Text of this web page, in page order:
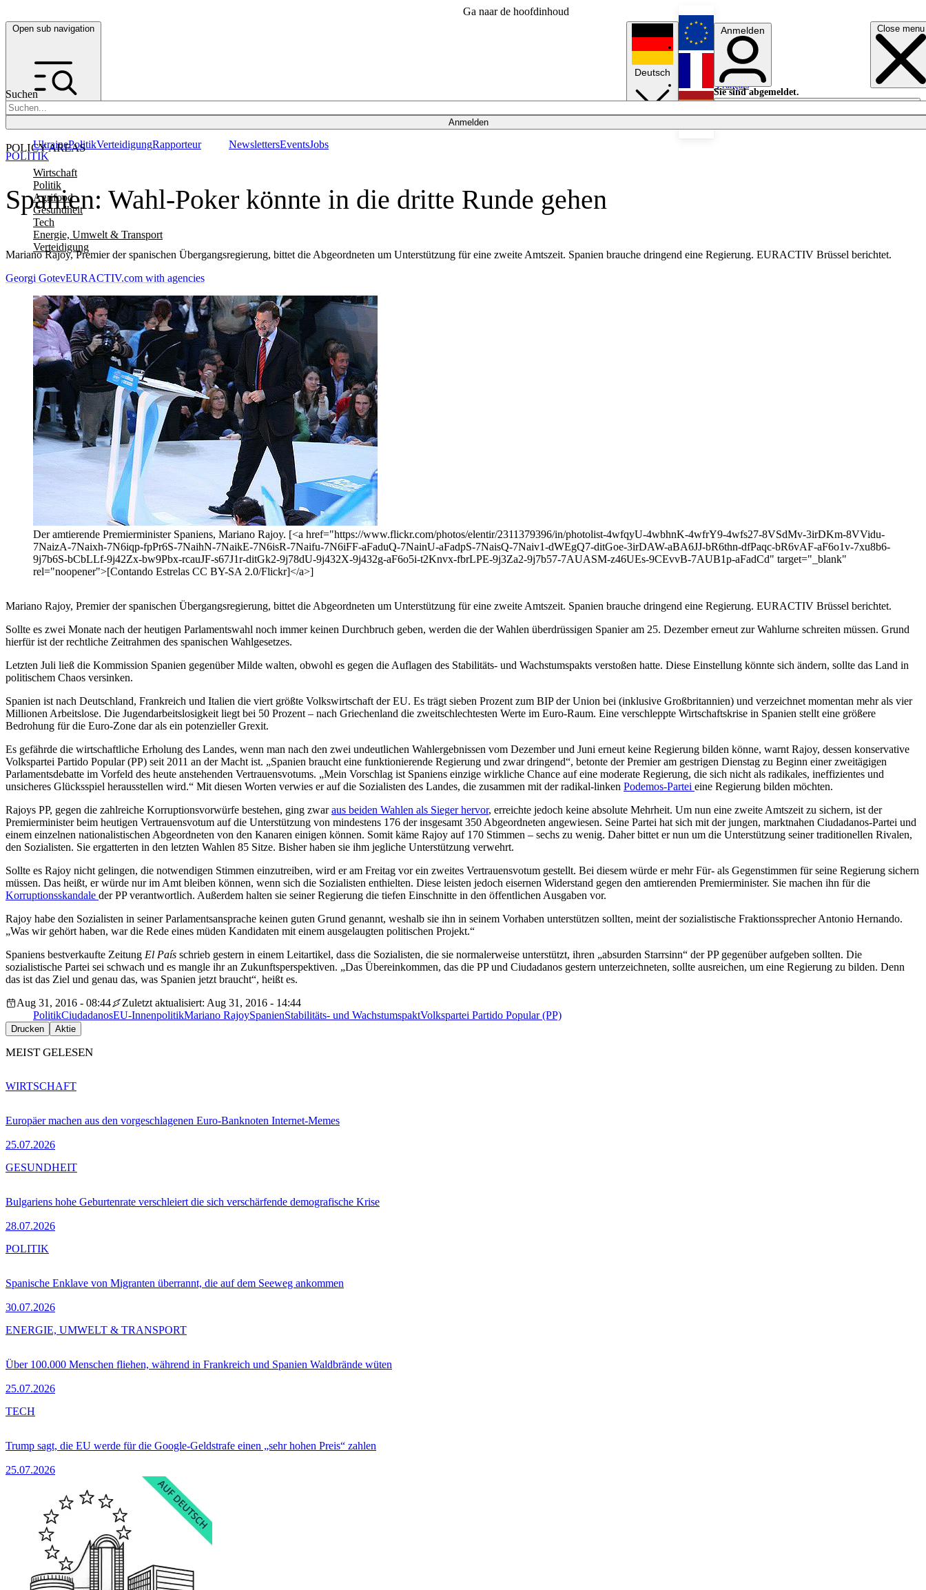
Ga naar de hoofdinhoud
Open sub navigation Close menu
Suchen
Anmelden
POLICY AREAS
Wirtschaft
Politik
Agrifood
Gesundheit
Tech
Energie, Umwelt & Transport
Verteidigung
UkrainePolitikVerteidigungRapporteur NewslettersEventsJobs
Deutsch
English
Français
Anmelden
Sie sind abgemeldet.
Anmelden
Licht aus
Spanien: Wahl-Poker könnte in die dritte Runde gehen
Mariano Rajoy, Premier der spanischen Übergangsregierung, bittet die Abgeordneten um Unterstützung für eine zweite Amtszeit. Spanien brauche dringend eine Regierung. EURACTIV Brüssel berichtet.
POLITIK
Georgi GotevEURACTIV.com with agencies
Der amtierende Premierminister Spaniens, Mariano Rajoy. [<a href="https://www.flickr.com/photos/elentir/2311379396/in/photolist-4wfqyU-4wbhnK-4wfrY9-4wfs27-8VSdMv-3irDKm-8VVidu-
7NaizA-7Naixh-7N6iqp-fpPr6S-7NaihN-7NaikE-7N6isR-7Naifu-7N6iFF-aFaduQ-7NainU-aFadpS-7NaisQ-7Naiv1-dWEgQ7-ditGoe-3irDAW-aBA6JJ-bR6thn-dfPaqc-bR6vAF-aF6o1v-7xu8b6-
9j7b6S-bCbLLf-9j42Zx-bw9Pbx-rcauJF-s67J1r-ditGk2-9j78dU-9j432X-9j432g-aF6o5i-t2Knvx-fbrLPE-9j3Za2-9j7b57-7AUASM-z46UEs-9CEvvB-7AUB1p-aFadCd" target="_blank"
rel="noopener">[Contando Estrelas CC BY-SA 2.0/Flickr]</a>]
Mariano Rajoy, Premier der spanischen Übergangsregierung, bittet die Abgeordneten um Unterstützung für eine zweite Amtszeit. Spanien brauche dringend eine Regierung. EURACTIV Brüssel berichtet.
Sollte es zwei Monate nach der heutigen Parlamentswahl noch immer keinen Durchbruch geben, werden die der Wahlen überdrüssigen Spanier am 25. Dezember erneut zur Wahlurne schreiten müssen. Grund
hierfür ist der rechtliche Zeitrahmen des spanischen Wahlgesetzes.
Letzten Juli ließ die Kommission Spanien gegenüber Milde walten, obwohl es gegen die Auflagen des Stabilitäts- und Wachstumspakts verstoßen hatte. Diese Einstellung könnte sich ändern, sollte das Land in
politischem Chaos versinken.
Spanien ist nach Deutschland, Frankreich und Italien die viert größte Volkswirtschaft der EU. Es trägt sieben Prozent zum BIP der Union bei (inklusive Großbritannien) und verzeichnet momentan mehr als vier
Millionen Arbeitslose. Die Jugendarbeitslosigkeit liegt bei 50 Prozent – nach Griechenland die zweitschlechtesten Werte im Euro-Raum. Eine verschleppte Wirtschaftskrise in Spanien stellt eine größere
Bedrohung für die Euro-Zone dar als ein potenzieller Grexit.
Es gefährde die wirtschaftliche Erholung des Landes, wenn man nach den zwei undeutlichen Wahlergebnissen vom Dezember und Juni erneut keine Regierung bilden könne, warnt Rajoy, dessen konservative
Volkspartei Partido Popular (PP) seit 2011 an der Macht ist. „Spanien braucht eine funktionierende Regierung und zwar dringend“, betonte der Premier am gestrigen Dienstag zu Beginn einer zweitägigen
Parlamentsdebatte im Vorfeld des heute anstehenden Vertrauensvotums. „Mein Vorschlag ist Spaniens einzige wirkliche Chance auf eine moderate Regierung, die sich nicht als radikales, ineffizientes und
unsicheres Glücksspiel herausstellen wird.“ Mit diesen Worten verwies er auf die Sozialisten des Landes, die zusammen mit der radikal-linken Podemos-Partei eine Regierung bilden möchten.
Rajoys PP, gegen die zahlreiche Korruptionsvorwürfe bestehen, ging zwaraus beiden Wahlen als Sieger hervor, erreichte jedoch keine absolute Mehrheit. Um nun eine zweite Amtszeit zu sichern, ist der
Premierminister beim heutigen Vertrauensvotum auf die Unterstützung von mindestens 176 der insgesamt 350 Abgeordneten angewiesen. Seine Partei hat sich mit der jungen, marktnahen Ciudadanos-Partei und
einem einzelnen nationalistischen Abgeordneten von den Kanaren einigen können. Somit käme Rajoy auf 170 Stimmen – sechs zu wenig. Daher bittet er nun um die Unterstützung seiner traditionellen Rivalen,
den Sozialisten. Sie ergatterten in den letzten Wahlen 85 Sitze. Bisher haben sie ihm jegliche Unterstützung verwehrt.
Sollte es Rajoy nicht gelingen, die notwendigen Stimmen einzutreiben, wird er am Freitag vor ein zweites Vertrauensvotum gestellt. Bei diesem würde er mehr Für- als Gegenstimmen für seine Regierung sichern
müssen. Das heißt, er würde nur im Amt bleiben können, wenn sich die Sozialisten enthielten. Diese leisten jedoch eisernen Widerstand gegen den amtierenden Premierminister. Sie machen ihn für die
Korruptionsskandale der PP verantwortlich. Außerdem halten sie seiner Regierung die tiefen Einschnitte in den öffentlichen Ausgaben vor.
Rajoy habe den Sozialisten in seiner Parlamentsansprache keinen guten Grund genannt, weshalb sie ihn in seinem Vorhaben unterstützen sollten, meint der sozialistische Fraktionssprecher Antonio Hernando.
„Was wir gehört haben, war die Rede eines müden Kandidaten mit einem ausgelaugten politischen Projekt.“
Spaniens bestverkaufte Zeitung El País schrieb gestern in einem Leitartikel, dass die Sozialisten, die sie normalerweise unterstützt, ihren „absurden Starrsinn“ der PP gegenüber aufgeben sollten. Die
sozialistische Partei sei schwach und es mangle ihr an Zukunftsperspektiven. „Das Übereinkommen, das die PP und Ciudadanos gestern unterzeichneten, sollte ausreichen, um eine Regierung zu bilden. Denn
das ist das Ziel und genau das, was Spanien jetzt braucht“, heißt es.
Aug 31, 2016 - 08:44
Zuletzt aktualisiert: Aug 31, 2016 - 14:44
PolitikCiudadanosEU-InnenpolitikMariano RajoySpanienStabilitäts- und WachstumspaktVolkspartei Partido Popular (PP)
Drucken Aktie
MEIST GELESEN
Europäer machen aus den vorgeschlagenen Euro-Banknoten Internet-Memes
25.07.2026
WIRTSCHAFT
Bulgariens hohe Geburtenrate verschleiert die sich verschärfende demografische Krise
28.07.2026
GESUNDHEIT
Spanische Enklave von Migranten überrannt, die auf dem Seeweg ankommen
30.07.2026
POLITIK
Über 100.000 Menschen fliehen, während in Frankreich und Spanien Waldbrände wüten
25.07.2026
ENERGIE, UMWELT & TRANSPORT
Trump sagt, die EU werde für die Google-Geldstrafe einen „sehr hohen Preis“ zahlen
25.07.2026
TECH